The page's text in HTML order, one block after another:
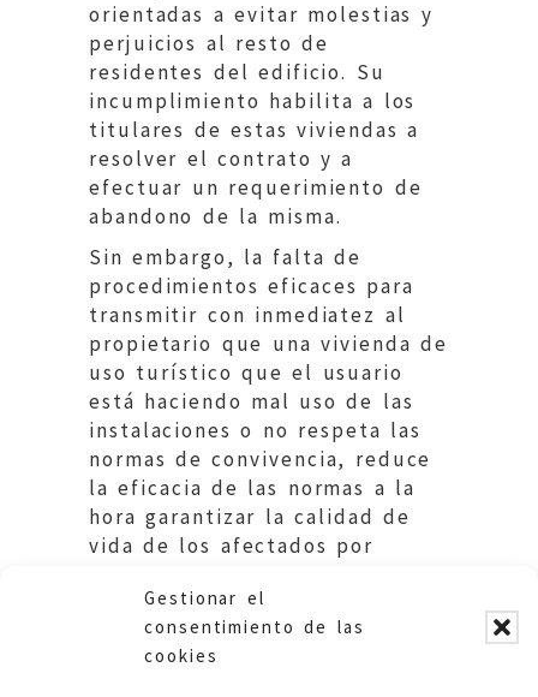
Gestionar el
consentimiento de las
cookies
orientadas a evitar molestias y
perjuicios al resto de
residentes del edificio. Su
incumplimiento habilita a los
titulares de estas viviendas a
resolver el contrato y a
efectuar un requerimiento de
abandono de la misma.
Sin embargo, la falta de
procedimientos eficaces para
transmitir con inmediatez al
propietario que una vivienda de
uso turístico que el usuario
está haciendo mal uso de las
instalaciones o no respeta las
normas de convivencia, reduce
la eficacia de las normas a la
hora garantizar la calidad de
vida de los afectados por
Accede a la sugerencia